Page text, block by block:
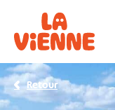
Retour